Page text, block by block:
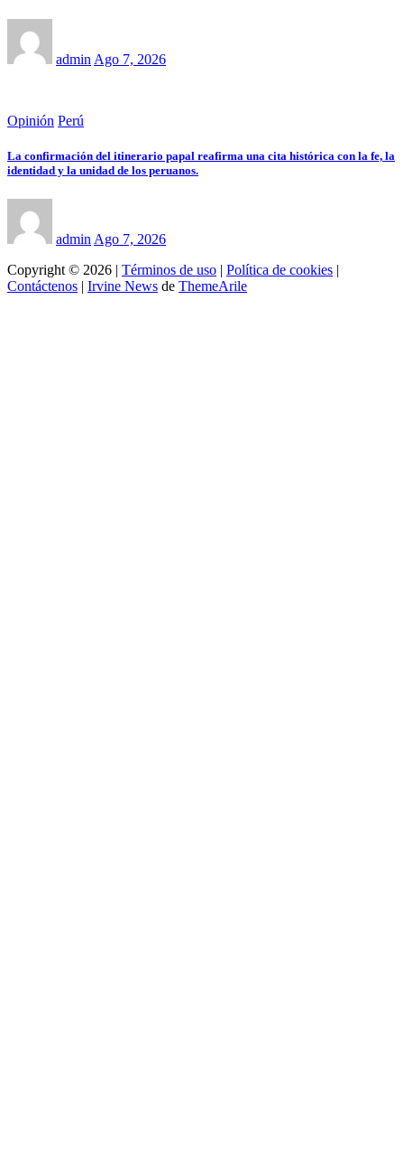
admin Ago 7, 2026
Opinión Perú
La confirmación del itinerario papal reafirma una cita histórica con la fe, la
identidad y la unidad de los peruanos.
admin Ago 7, 2026
Copyright © 2026 | Términos de uso | Política de cookies |
Contáctenos | Irvine News de ThemeArile